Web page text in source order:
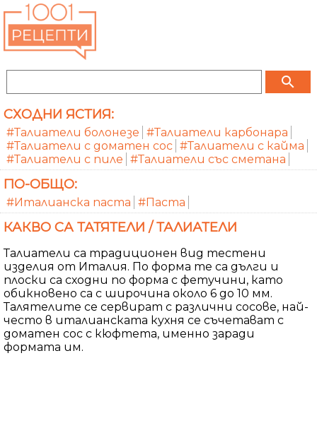
search
СХОДНИ ЯСТИЯ:
#Талиатели болонезе #Талиатели карбонара
#Талиатели с доматен сос #Талиатели с кайма
#Талиатели с пиле #Талиатели със сметана
ПО-ОБЩО:
#Италианска паста #Паста
КАКВО СА ТАТЯТЕЛИ / ТАЛИАТЕЛИ
Талиатели са традиционен вид тестени
изделия от Италия. По форма те са дълги и
плоски са сходни по форма с фетучини, като
обикновено са с широчина около 6 до 10 мм.
Талятелите се сервират с различни сосове, най-
често в италианската кухня се съчетават с
доматен сос с кюфтета, именно заради
формата им.